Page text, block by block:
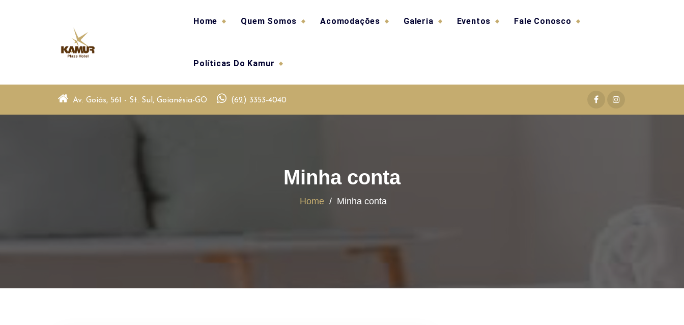
Home Quem Somos Acomodações Galeria Eventos Fale Conosco
Políticas Do Kamur
Av. Goiás, 561 - St. Sul, Goianésia-GO (62) 3353-4040
Minha conta
Home / Minha conta